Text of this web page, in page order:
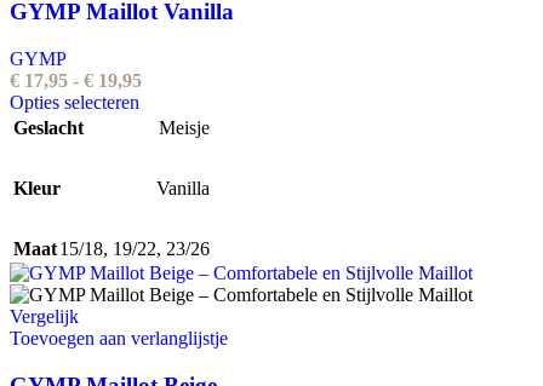
GYMP Maillot Vanilla
GYMP
€ 17,95 - € 19,95Prijsklasse:
tot
€ 19,95
Opties selecteren
product
variaties.
kan
gekozen
worden
de
Geslacht Meisje
Kleur Vanilla
Maat15/18, 19/22, 23/26
Vergelijk
Toevoegen aan verlanglijstje